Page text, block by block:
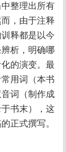
整理出所有
，由于注释
释都是以今
析，明确哪
的演变。最
用词（本书
词（制作成
书末），这
正式撰写。